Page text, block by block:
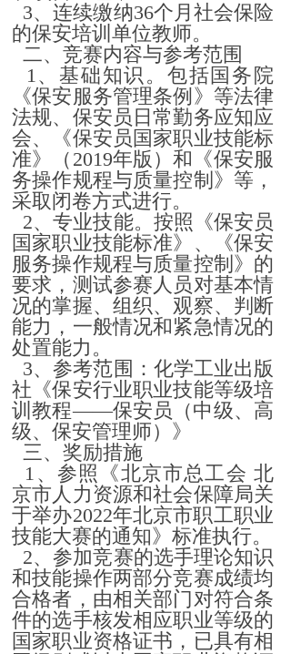
3、连续缴纳36个月社会保险
的保安培训单位教师。
二、竞赛内容与参考范围
1、基础知识。包括国务院
《保安服务管理条例》等法律
法规、保安员日常勤务应知应
会、《保安员国家职业技能标
准》（2019年版）和《保安服
务操作规程与质量控制》等，
采取闭卷方式进行。
2、专业技能。按照《保安员
国家职业技能标准》、《保安
服务操作规程与质量控制》的
要求，测试参赛人员对基本情
况的掌握、组织、观察、判断
能力，一般情况和紧急情况的
处置能力。
3、参考范围：化学工业出版
社《保安行业职业技能等级培
训教程——保安员（中级、高
级、保安管理师）》
三、奖励措施
1、参照《北京市总工会 北
京市人力资源和社会保障局关
于举办2022年北京市职工职业
技能大赛的通知》标准执行。
2、参加竞赛的选手理论知识
和技能操作两部分竞赛成绩均
合格者，由相关部门对符合条
件的选手核发相应职业等级的
国家职业资格证书，已具有相